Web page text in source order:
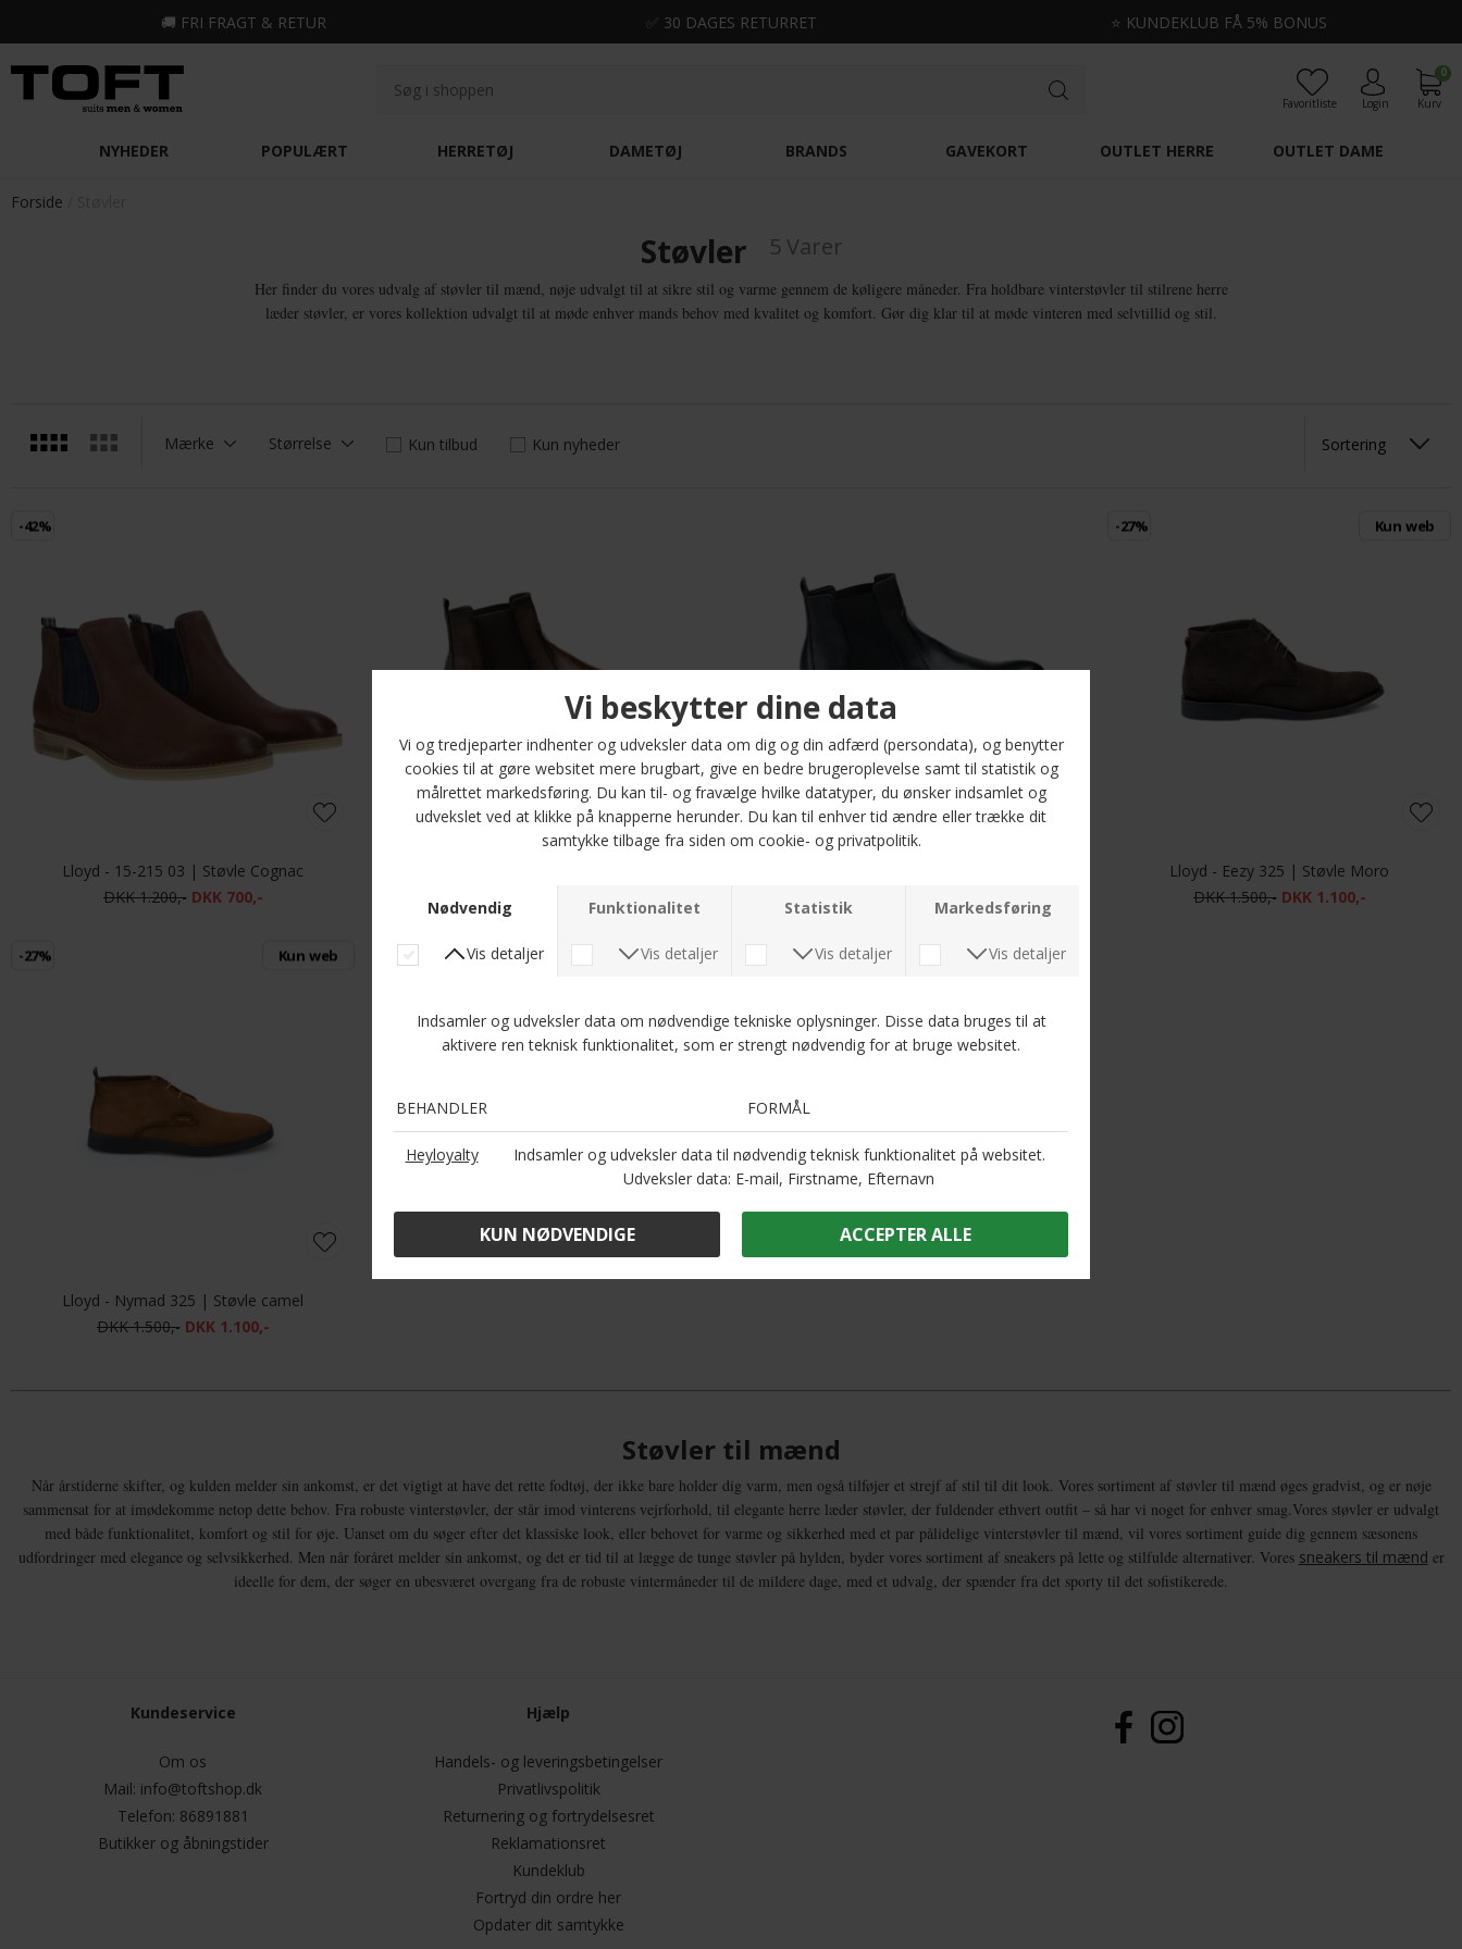
🚚 FRI FRAGT & RETUR ✅ 30 DAGES RETURRET ⭐ KUNDEKLUB FÅ 5% BONUS
Kurv
0
Login
Favoritliste
NYHEDER POPULÆRT HERRETØJ DAMETØJ BRANDS GAVEKORT OUTLET HERRE OUTLET DAME
Forside
Støvler 5 Varer
Her finder du vores udvalg af støvler til mænd, nøje udvalgt til at sikre stil og varme gennem de køligere måneder. Fra holdbare vinterstøvler til stilrene herre
læder støvler, er vores kollektion udvalgt til at møde enhver mands behov med kvalitet og komfort. Gør dig klar til at møde vinteren med selvtillid og stil.
Mærke Størrelse Kun tilbud Kun nyheder
-42%
Lloyd - 15-215 03 | Støvle Cognac
DKK 1.200,- DKK 700,-
-27% Kun web
Lloyd - Eezy 325 | Støvle Moro
DKK 1.500,- DKK 1.100,-
-27% Kun web
Lloyd - Nymad 325 | Støvle camel
DKK 1.500,- DKK 1.100,-
Støvler til mænd
Når årstiderne skifter, og kulden melder sin ankomst, er det vigtigt at have det rette fodtøj, der ikke bare holder dig varm, men også tilføjer et strejf af stil til dit look. Vores sortiment af støvler til mænd øges gradvist, og er nøje
sammensat for at imødekomme netop dette behov. Fra robuste vinterstøvler, der står imod vinterens vejrforhold, til elegante herre læder støvler, der fuldender ethvert outfit – så har vi noget for enhver smag.Vores støvler er udvalgt
med både funktionalitet, komfort og stil for øje. Uanset om du søger efter det klassiske look, eller behovet for varme og sikkerhed med et par pålidelige vinterstøvler til mænd, vil vores sortiment guide dig gennem sæsonens
udfordringer med elegance og selvsikkerhed. Men når foråret melder sin ankomst, og det er tid til at lægge de tunge støvler på hylden, byder vores sortiment af sneakers på lette og stilfulde alternativer. Vores sneakers til mænd er
ideelle for dem, der søger en ubesværet overgang fra de robuste vintermåneder til de mildere dage, med et udvalg, der spænder fra det sporty til det sofistikerede.
Kundeservice
Om os
Mail: info@toftshop.dk
Telefon: 86891881
Butikker og åbningstider
Hjælp
Handels- og leveringsbetingelser
Privatlivspolitik
Returnering og fortrydelsesret
Reklamationsret
Kundeklub
Fortryd din ordre her
Opdater dit samtykke